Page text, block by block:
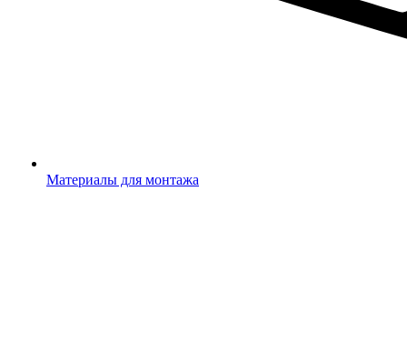
Материалы для монтажа